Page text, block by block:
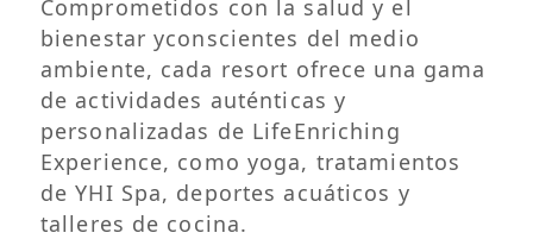
Comprometidos con la salud y el
bienestar yconscientes del medio
ambiente, cada resort ofrece una gama
de actividades auténticas y
personalizadas de LifeEnriching
Experience, como yoga, tratamientos
de YHI Spa, deportes acuáticos y
talleres de cocina.